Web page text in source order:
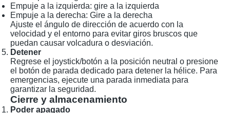
Empuje a la izquierda: gire a la izquierda
Empuje a la derecha: Gire a la derecha
Ajuste el ángulo de dirección de acuerdo con la
velocidad y el entorno para evitar giros bruscos que
puedan causar volcadura o desviación.
Detener
Regrese el joystick/botón a la posición neutral o presione
el botón de parada dedicado para detener la hélice. Para
emergencias, ejecute una parada inmediata para
garantizar la seguridad.
Cierre y almacenamiento
Poder apagado